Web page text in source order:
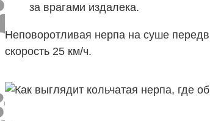
за врагами издалека.
Неповоротливая нерпа на суше
скорость 25 км/ч.